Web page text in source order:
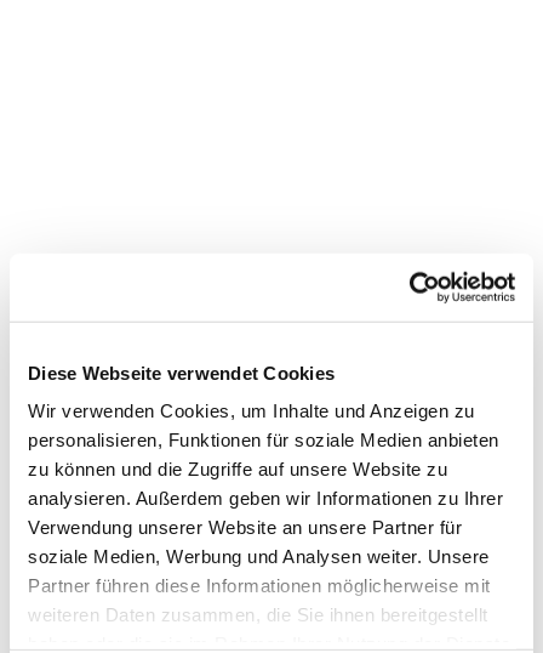
Diese Webseite verwendet Cookies
Wir verwenden Cookies, um Inhalte und Anzeigen zu
personalisieren, Funktionen für soziale Medien anbieten
zu können und die Zugriffe auf unsere Website zu
analysieren. Außerdem geben wir Informationen zu Ihrer
Verwendung unserer Website an unsere Partner für
soziale Medien, Werbung und Analysen weiter. Unsere
Partner führen diese Informationen möglicherweise mit
weiteren Daten zusammen, die Sie ihnen bereitgestellt
Dies könnte Sie auch
interessieren